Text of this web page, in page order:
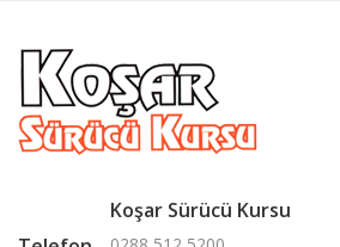
Koşar Sürücü Kursu